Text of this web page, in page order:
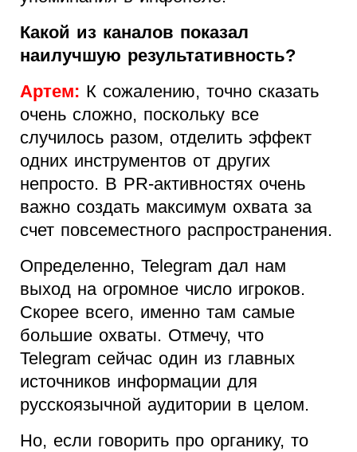
Какой из каналов показал
наилучшую результативность?
Артем: К сожалению, точно сказать
очень сложно, поскольку все
случилось разом, отделить эффект
одних инструментов от других
непросто. В PR-активностях очень
важно создать максимум охвата за
счет повсеместного распространения.
Определенно, Telegram дал нам
выход на огромное число игроков.
Скорее всего, именно там самые
большие охваты. Отмечу, что
Telegram сейчас один из главных
источников информации для
русскоязычной аудитории в целом.
Но, если говорить про органику, то